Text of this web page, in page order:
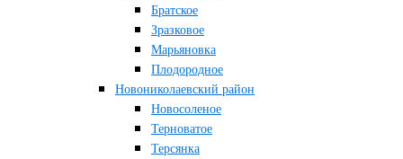
Братское
Зразковое
Марьяновка
Плодородное
Новониколаевский район
Новосоленое
Терноватое
Терсянка